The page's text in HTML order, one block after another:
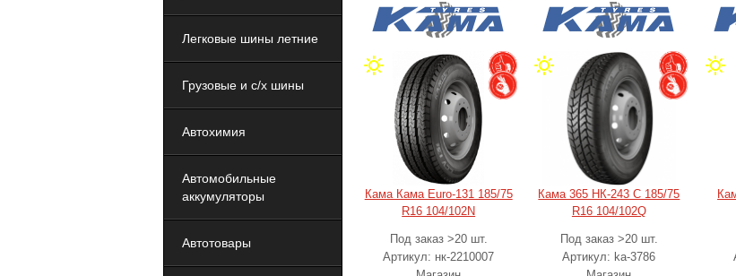
Легковые шины летние
Грузовые и с/х шины
Автохимия
Автомобильные
аккумуляторы
Автотовары
Кама Кама Euro-131 185/75
R16 104/102N
Под заказ >20 шт.
Артикул: нк-2210007
Кама 365 НК-243 C 185/75
R16 104/102Q
Под заказ >20 шт.
Артикул: ka-3786